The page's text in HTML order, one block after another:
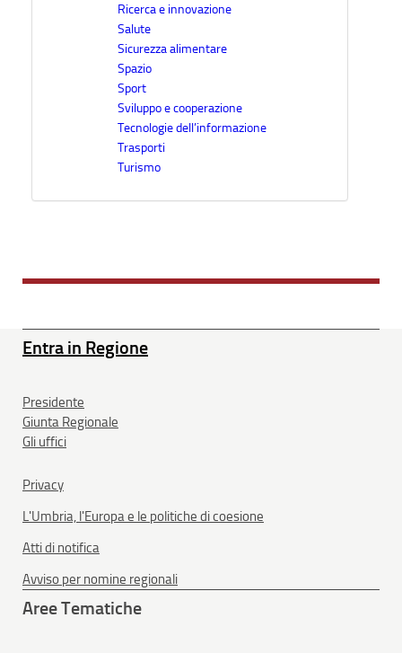
Ricerca e innovazione
Salute
Sicurezza alimentare
Spazio
Sport
Sviluppo e cooperazione
Tecnologie dell’informazione
Trasporti
Turismo
Entra in Regione
Presidente
Giunta Regionale
Gli uffici
Privacy
L'Umbria, l'Europa e le politiche di coesione
Atti di notifica
Avviso per nomine regionali
Aree Tematiche